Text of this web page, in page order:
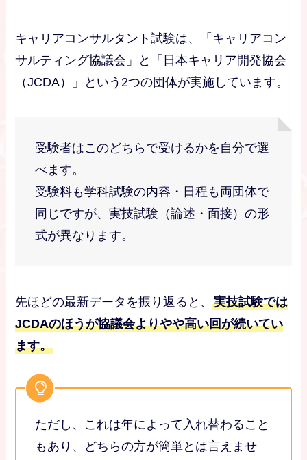
キャリアコンサルタント試験は、「キャリアコン
サルティング協議会」と「日本キャリア開発協会
（JCDA）」という2つの団体が実施しています。
受験者はこのどちらで受けるかを自分で選
べます。
受験料も学科試験の内容・日程も両団体で
同じですが、実技試験（論述・面接）の形
式が異なります。
先ほどの最新データを振り返ると、実技試験では
JCDAのほうが協議会よりやや高い回が続いてい
ます。
ただし、これは年によって入れ替わること
もあり、どちらの方が簡単とは言えませ